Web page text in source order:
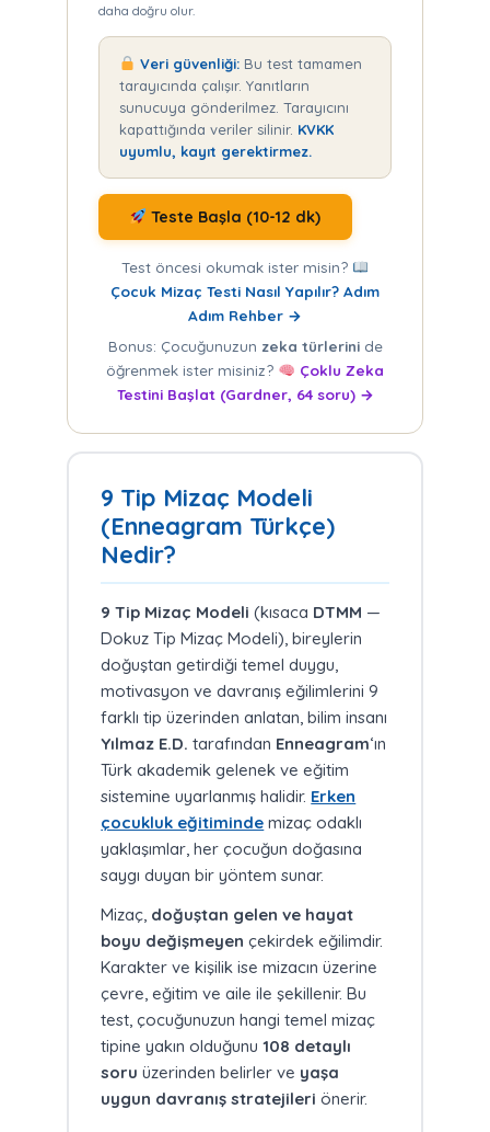
daha doğru olur.
Veri güvenliği:Bu test tamamen
tarayıcında çalışır. Yanıtların
sunucuya gönderilmez. Tarayıcını
kapattığında veriler silinir. KVKK
uyumlu, kayıt gerektirmez.
Teste Başla (10-12 dk)
Test öncesi okumak ister misin?
Çocuk Mizaç Testi Nasıl Yapılır? Adım
Adım Rehber →
Bonus: Çocuğunuzun zeka türlerinide
öğrenmek ister misiniz?
Çoklu Zeka
Testini Başlat (Gardner, 64 soru) →
9 Tip Mizaç Modeli
(Enneagram Türkçe)
Nedir?
9 Tip Mizaç Modeli (kısaca DTMM —
Dokuz Tip Mizaç Modeli), bireylerin
doğuştan getirdiği temel duygu,
motivasyon ve davranış eğilimlerini 9
farklı tip üzerinden anlatan, bilim insanı
Yılmaz E.D. tarafından Enneagram‘ın
Türk akademik gelenek ve eğitim
sistemine uyarlanmış halidir. Erken
çocukluk eğitiminde mizaç odaklı
yaklaşımlar, her çocuğun doğasına
saygı duyan bir yöntem sunar.
Mizaç, doğuştan gelen ve hayat
boyu değişmeyen çekirdek eğilimdir.
Karakter ve kişilik ise mizacın üzerine
çevre, eğitim ve aile ile şekillenir. Bu
test, çocuğunuzun hangi temel mizaç
tipine yakın olduğunu108 detaylı
soru üzerinden belirler ve yaşa
uygun davranış stratejileri önerir.